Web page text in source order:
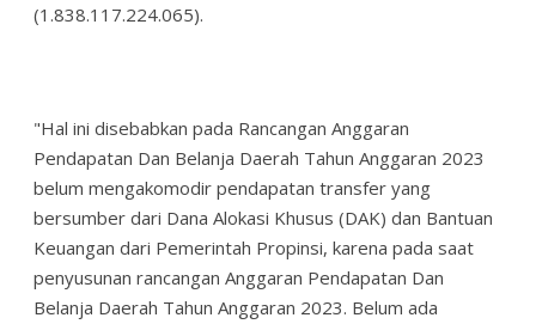
(1.838.117.224.065).
"Hal ini disebabkan pada Rancangan Anggaran
Pendapatan Dan Belanja Daerah Tahun Anggaran 2023
belum mengakomodir pendapatan transfer yang
bersumber dari Dana Alokasi Khusus (DAK) dan Bantuan
Keuangan dari Pemerintah Propinsi, karena pada saat
penyusunan rancangan Anggaran Pendapatan Dan
Belanja Daerah Tahun Anggaran 2023. Belum ada